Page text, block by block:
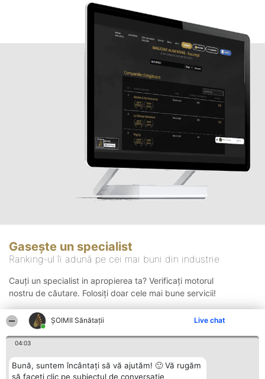
ŞOIMII Sănătații Live chat
04:03
Bună, suntem încântați să vă ajutăm! 🙂 Vă rugăm
să faceți clic pe subiectul de conversație
Gasește un specialist
Ranking-ul îi adună pe cei mai buni din industrie
Cauți un specialist in apropierea ta? Verificați motorul
nostru de căutare. Folosiți doar cele mai bune servicii!